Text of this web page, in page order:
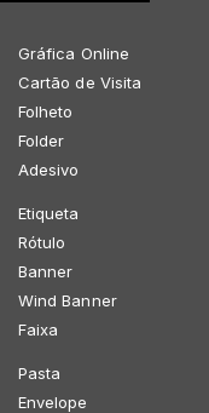
Gráfica Online
Cartão de Visita
Folheto
Folder
Adesivo
Etiqueta
Rótulo
Banner
Wind Banner
Faixa
Pasta
Envelope